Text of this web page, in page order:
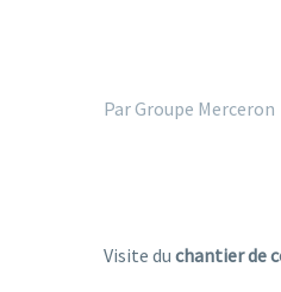
Par Groupe Merceron
Visite du chantier de